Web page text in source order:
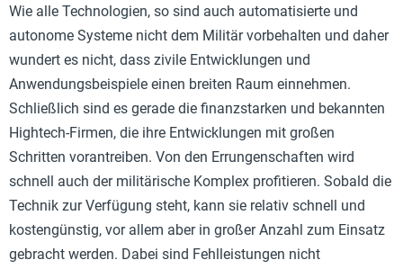
Wie alle Technologien, so sind auch automatisierte und
autonome Systeme nicht dem Militär vorbehalten und daher
wundert es nicht, dass zivile Entwicklungen und
Anwendungsbeispiele einen breiten Raum einnehmen.
Schließlich sind es gerade die finanzstarken und bekannten
Hightech-Firmen, die ihre Entwicklungen mit großen
Schritten vorantreiben. Von den Errungenschaften wird
schnell auch der militärische Komplex profitieren. Sobald die
Technik zur Verfügung steht, kann sie relativ schnell und
kostengünstig, vor allem aber in großer Anzahl zum Einsatz
gebracht werden. Dabei sind Fehlleistungen nicht